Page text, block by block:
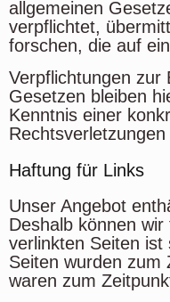
allgemeinen
verpflichtet,
forschen, die auf
Verpflichtungen zur
Gesetzen bleiben
Kenntnis einer
Haftung für Links
Unser Angebot
Deshalb können
verlinkten Seiten ist
Seiten wurden zum
waren zum